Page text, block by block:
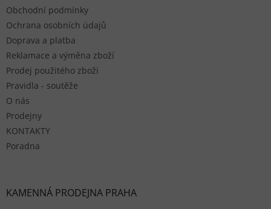
Obchodní podmínky
Ochrana osobních údajů
Doprava a platba
Reklamace a výměna zboží
Prodej použitého zboží
Pravidla - soutěže
O nás
Prodejny
KONTAKTY
Poradna
KAMENNÁ PRODEJNA PRAHA